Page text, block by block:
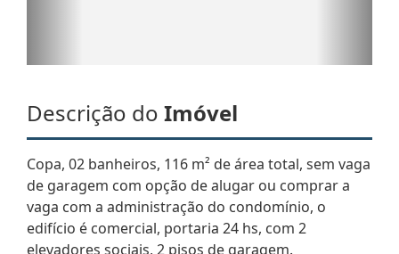
Descrição do Imóvel
Copa, 02 banheiros, 116 m² de área total, sem vaga
de garagem com opção de alugar ou comprar a
vaga com a administração do condomínio, o
edifício é comercial, portaria 24 hs, com 2
elevadores sociais, 2 pisos de garagem.